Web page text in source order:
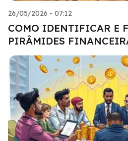
26/05/2026 - 07:12
COMO IDENTIFICAR E
PIRÂMIDES